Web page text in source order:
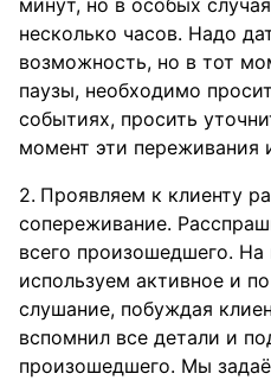
минут, но в особых
несколько часов. Надо
возможность, но в тот
паузы, необходимо
событиях, просить
момент эти переживания
Проявляем к клиенту
сопереживание.
всего произошедшего.
используем активное и
слушание, побуждая
вспомнил все детали и
произошедшего. Мы